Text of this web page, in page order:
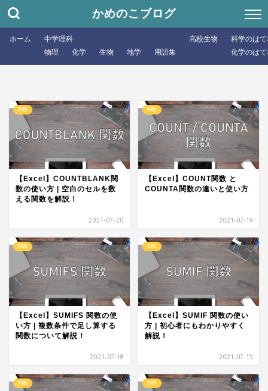
かめのこブログ
ホーム
中学理科
物理
化学 生物 地学 用語集
高校生物
科学のは
化学のは
関数
【Excel】COUNTBLANK関
数の使い方 | 空白のセルを数
える関数を解説！
2021-07-20
関数
【Excel】COUNT関数 と
COUNTA関数の違いと使い方
2021-07-19
関数
【Excel】SUMIFS 関数の使
い方 | 複数条件で足し算する
関数について解説！
2021-07-18
関数
【Excel】SUMIF 関数の使い
方 | 初心者にもわかりやすく
解説！
2021-07-15
関数 関数